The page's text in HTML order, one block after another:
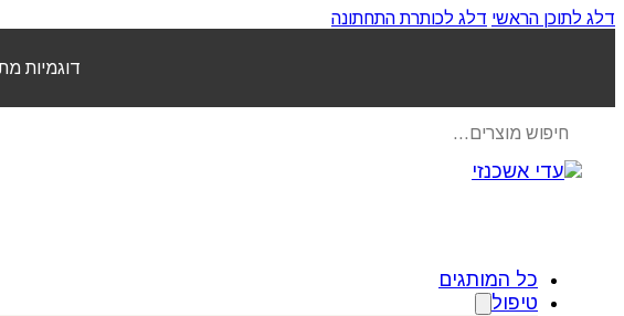
דלג לתוכן הראשי דלג לכותרת התחתונה
דוגמיות
search
כל המותגים
טיפול